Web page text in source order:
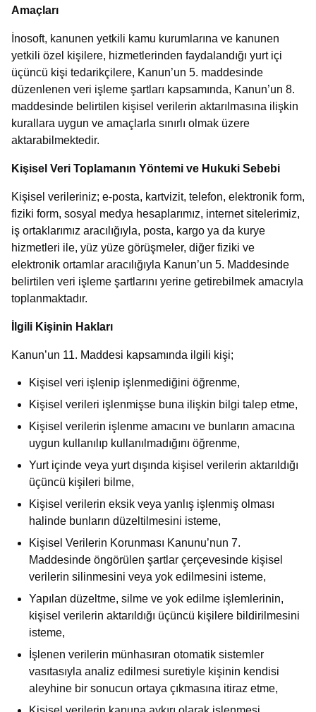
Amaçları
İnosoft, kanunen yetkili kamu kurumlarına ve kanunen
yetkili özel kişilere, hizmetlerinden faydalandığı yurt içi
üçüncü kişi tedarikçilere, Kanun’un 5. maddesinde
düzenlenen veri işleme şartları kapsamında, Kanun’un 8.
maddesinde belirtilen kişisel verilerin aktarılmasına ilişkin
kurallara uygun ve amaçlarla sınırlı olmak üzere
aktarabilmektedir.
Kişisel Veri Toplamanın Yöntemi ve Hukuki Sebebi
Kişisel verileriniz; e-posta, kartvizit, telefon, elektronik form,
fiziki form, sosyal medya hesaplarımız, internet sitelerimiz,
iş ortaklarımız aracılığıyla, posta, kargo ya da kurye
hizmetleri ile, yüz yüze görüşmeler, diğer fiziki ve
elektronik ortamlar aracılığıyla Kanun’un 5. Maddesinde
belirtilen veri işleme şartlarını yerine getirebilmek amacıyla
toplanmaktadır.
İlgili Kişinin Hakları
Kanun’un 11. Maddesi kapsamında ilgili kişi;
Kişisel veri işlenip işlenmediğini öğrenme,
Kişisel verileri işlenmişse buna ilişkin bilgi talep etme,
Kişisel verilerin işlenme amacını ve bunların amacına
uygun kullanılıp kullanılmadığını öğrenme,
Yurt içinde veya yurt dışında kişisel verilerin aktarıldığı
üçüncü kişileri bilme,
Kişisel verilerin eksik veya yanlış işlenmiş olması
halinde bunların düzeltilmesini isteme,
Kişisel Verilerin Korunması Kanunu’nun 7.
Maddesinde öngörülen şartlar çerçevesinde kişisel
verilerin silinmesini veya yok edilmesini isteme,
Yapılan düzeltme, silme ve yok edilme işlemlerinin,
kişisel verilerin aktarıldığı üçüncü kişilere bildirilmesini
isteme,
İşlenen verilerin münhasıran otomatik sistemler
vasıtasıyla analiz edilmesi suretiyle kişinin kendisi
aleyhine bir sonucun ortaya çıkmasına itiraz etme,